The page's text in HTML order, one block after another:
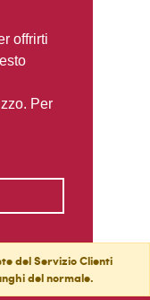
offrirti
Per
del Servizio Clienti
del normale.